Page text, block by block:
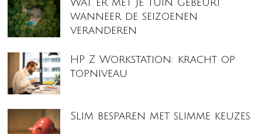
Wat er met je tuin gebeurt
wanneer de seizoenen
veranderen
HP Z Workstation: kracht op
topniveau
Slim besparen met slimme keuzes